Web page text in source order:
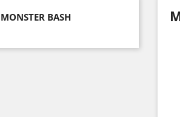
MONSTER BASH